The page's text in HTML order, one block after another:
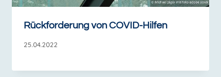
Rückforderung von COVID-Hilfen
25.04.2022